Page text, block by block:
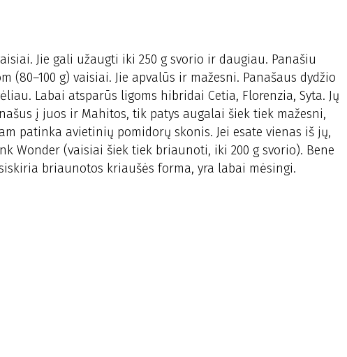
Jie gali užaugti iki 250 g svorio ir daugiau. Panašiu
(80–100 g) vaisiai. Jie apvalūs ir mažesni. Panašaus dydžio
Labai atsparūs ligoms hibridai Cetia, Florenzia, Syta. Jų
į juos ir Mahitos, tik patys augalai šiek tiek mažesni,
patinka avietinių pomidorų skonis. Jei esate vienas iš jų,
Wonder (vaisiai šiek tiek briaunoti, iki 200 g svorio). Bene
briaunotos kriaušės forma, yra labai mėsingi.